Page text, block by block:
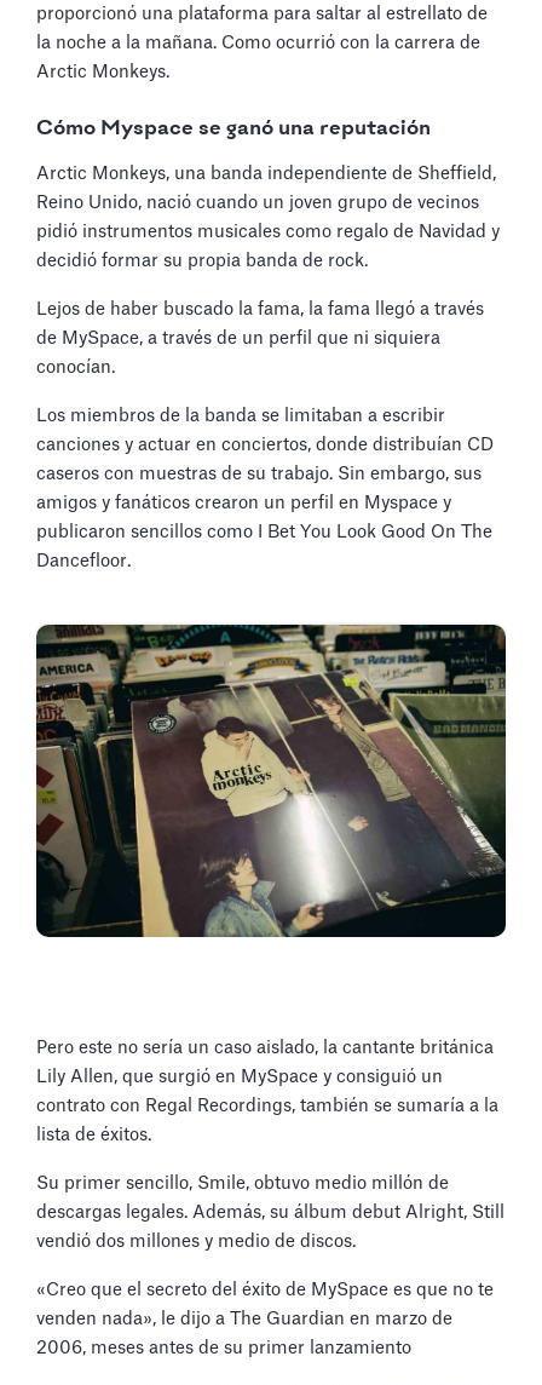
proporcionó una plataforma para saltar al estrellato de
la noche a la mañana. Como ocurrió con la carrera de
Arctic Monkeys.
Cómo Myspace se ganó una reputación
Arctic Monkeys, una banda independiente de Sheffield,
Reino Unido, nació cuando un joven grupo de vecinos
pidió instrumentos musicales como regalo de Navidad y
decidió formar su propia banda de rock.
Lejos de haber buscado la fama, la fama llegó a través
de MySpace, a través de un perfil que ni siquiera
conocían.
Los miembros de la banda se limitaban a escribir
canciones y actuar en conciertos, donde distribuían CD
caseros con muestras de su trabajo. Sin embargo, sus
amigos y fanáticos crearon un perfil en Myspace y
publicaron sencillos como I Bet You Look Good On The
Dancefloor.
Pero este no sería un caso aislado, la cantante británica
Lily Allen, que surgió en MySpace y consiguió un
contrato con Regal Recordings, también se sumaría a la
lista de éxitos.
Su primer sencillo, Smile, obtuvo medio millón de
descargas legales. Además, su álbum debut Alright, Still
vendió dos millones y medio de discos.
«Creo que el secreto del éxito de MySpace es que no te
venden nada», le dijo a The Guardian en marzo de
2006, meses antes de su primer lanzamiento